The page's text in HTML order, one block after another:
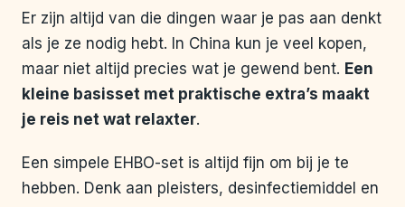
Er zijn altijd van die dingen waar je pas aan denkt
als je ze nodig hebt. In China kun je veel kopen,
maar niet altijd precies wat je gewend bent. Een
kleine basisset met praktische extra’s maakt
je reis net wat relaxter.
Een simpele EHBO-set is altijd fijn om bij je te
hebben. Denk aan pleisters, desinfectiemiddel en